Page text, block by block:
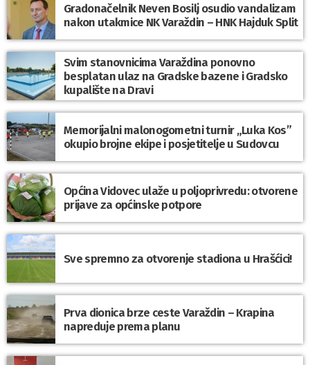
Gradonačelnik Neven Bosilj osudio vandalizam
nakon utakmice NK Varaždin – HNK Hajduk Split
Svim stanovnicima Varaždina ponovno
besplatan ulaz na Gradske bazene i Gradsko
kupalište na Dravi
Memorijalni malonogometni turnir „Luka Kos”
okupio brojne ekipe i posjetitelje u Sudovcu
Općina Vidovec ulaže u poljoprivredu: otvorene
prijave za općinske potpore
Sve spremno za otvorenje stadiona u Hrašćici!
Prva dionica brze ceste Varaždin – Krapina
napreduje prema planu